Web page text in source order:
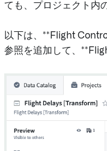
ても、プロジェクト内
以下は、**Flight
参照を追加して、